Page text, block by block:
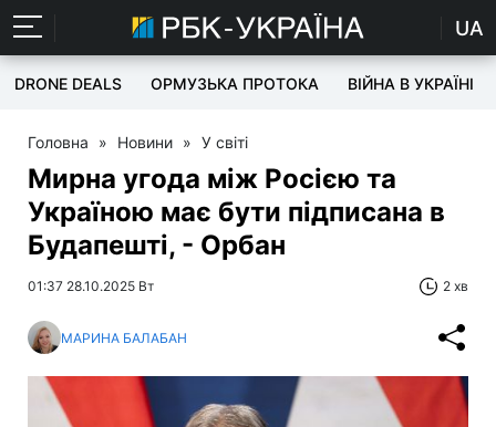
UA
DRONE DEALS ОРМУЗЬКА ПРОТОКА ВІЙНА В УКРАЇНІ
Головна » Новини » У світі
Мирна угода між Росією та
Україною має бути підписана в
Будапешті, - Орбан
01:37 28.10.2025 Вт 2 хв
МАРИНА БАЛАБАН